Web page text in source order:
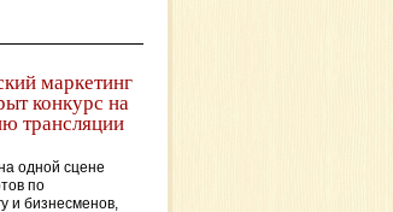
маркетинг
конкурс на
трансляции
одной сцене
по
и бизнесменов,